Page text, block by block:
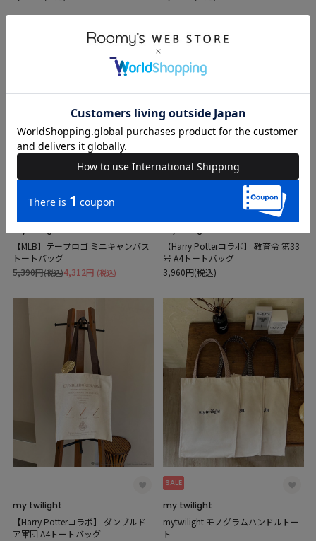
SALE
【MLB】テープロゴ ミニキャンバス
トートバッグ
4,312円 (税込)
5,390円(税込)
【Harry Potterコラボ】 教育令 第33
号 A4トートバッグ
3,960円(税込)
my twilight
【Harry Potterコラボ】 ダンブルド
ア軍団 A4トートバッグ
SALE
my twilight
mytwilight モノグラムハンドルトー
ト